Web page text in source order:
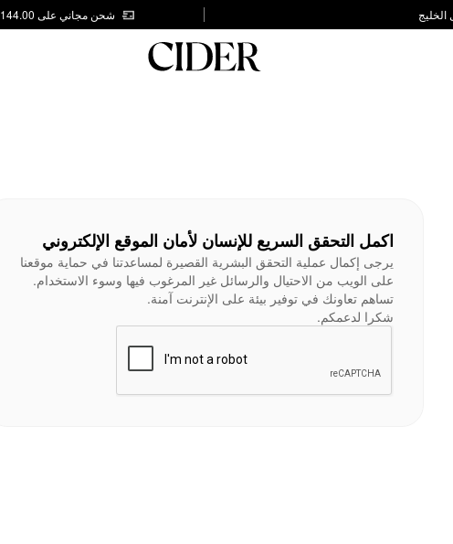
شحن مجاني على AED 144.00
اكمل التحقق السريع للإنسان لأمان الموقع الإلكتروني
يرجى إكمال عملية التحقق البشرية القصيرة لمساعدتنا في حماية موقعنا
على الويب من الاحتيال والرسائل غير المرغوب فيها وسوء الاستخدام.
تساهم تعاونك في توفير بيئة على الإنترنت آمنة.
شكرا لدعمكم.